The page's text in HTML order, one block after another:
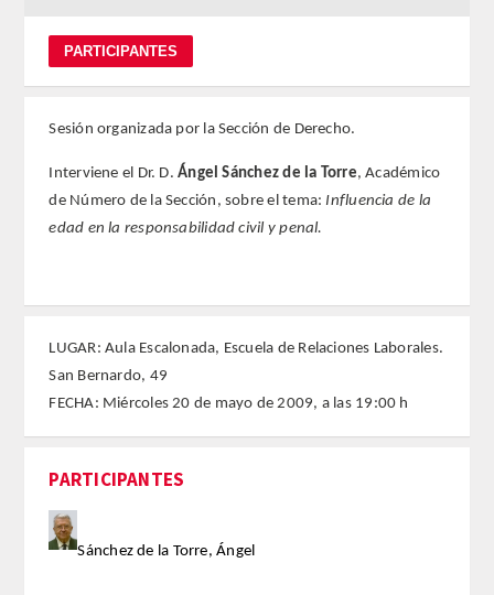
NORMATIVA
FUNDACIÓN LIBERADE
TEOLOGÍA
DERECHO
MEDICINA
Sesión organizada por la Sección de Derecho.
Interviene el Dr. D.Ángel Sánchez de la Torre, Académico
de Número de la Sección, sobre el tema: Influencia de la
edad en la responsabilidad civil y penal.
LUGAR: Aula Escalonada, Escuela de Relaciones Laborales.
San Bernardo, 49
FECHA: Miércoles 20 de mayo de 2009, a las 19:00 h
PARTICIPANTES
Sánchez de la Torre, Ángel